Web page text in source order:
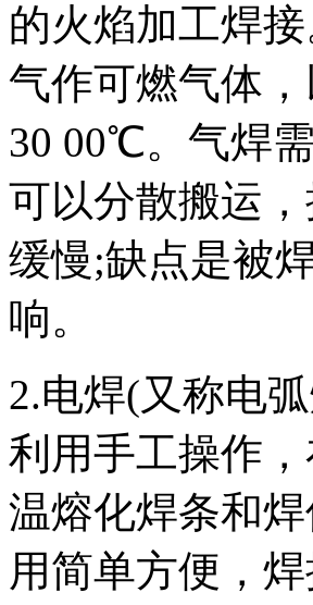
的火焰加工焊
气作可燃气体
30 00℃。气焊
可以分散搬运
缓慢;缺点是被
响。
2.电焊(又称电
利用手工操作
温熔化焊条和
用简单方便，